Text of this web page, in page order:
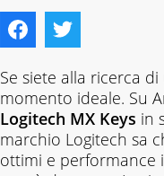
Se siete alla ricerca
momento ideale. Su
Logitech MX Keys in
marchio Logitech sa
ottimi e performance